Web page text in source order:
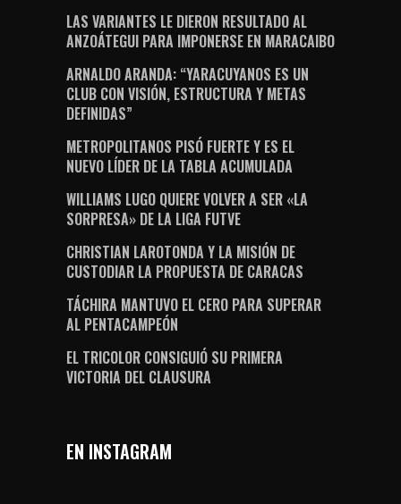
LAS VARIANTES LE DIERON RESULTADO AL
ANZOÁTEGUI PARA IMPONERSE EN MARACAIBO
ARNALDO ARANDA: “YARACUYANOS ES UN
CLUB CON VISIÓN, ESTRUCTURA Y METAS
DEFINIDAS”
METROPOLITANOS PISÓ FUERTE Y ES EL
NUEVO LÍDER DE LA TABLA ACUMULADA
WILLIAMS LUGO QUIERE VOLVER A SER «LA
SORPRESA» DE LA LIGA FUTVE
CHRISTIAN LAROTONDA Y LA MISIÓN DE
CUSTODIAR LA PROPUESTA DE CARACAS
TÁCHIRA MANTUVO EL CERO PARA SUPERAR
AL PENTACAMPEÓN
EL TRICOLOR CONSIGUIÓ SU PRIMERA
VICTORIA DEL CLAUSURA
EN INSTAGRAM